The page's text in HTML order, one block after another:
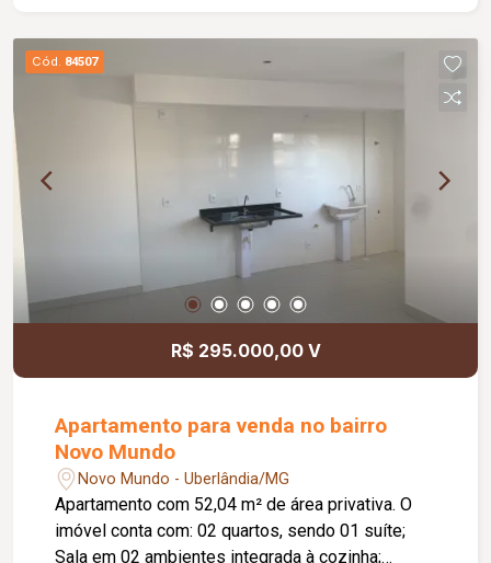
formado; Represa nos fundos da propriedade; 01
cavalo; Diferenciais: As duas casas possuem
piso em cerâmica e forro em PVC; Excelente
estrutura para lazer, moradia e atividades rurais;
Localizado a aproximadamente 600 metros da
modalidade porteira fechada, exceto por alguns
Cód. 84507
R$ 295.000,00 V
Apartamento para venda no bairro
Novo Mundo
Novo Mundo - Uberlândia/MG
Apartamento com 52,04 m² de área privativa. O
imóvel conta com: 02 quartos, sendo 01 suíte;
Sala em 02 ambientes integrada à cozinha;